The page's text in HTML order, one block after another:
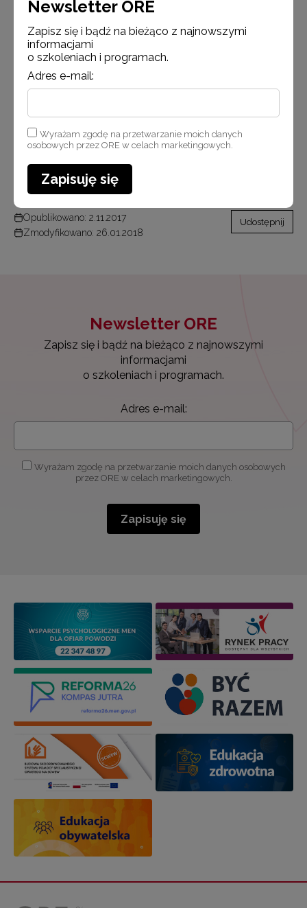
pomocy psychologiczno-pedagogicznej –
prowadzenie Krystyna Mucha KO w Warszawie;
od rozpoznawania do efektywnego wsparcia –
czyli o wielospecjalistycznej ocenie poziomu
funkcjonowania ucznia i indywidualnym programie
edukacyjno-terapeutycznym – prowadzenie Anna
w Warszawie.
W pierwszym kwartale 2018 r. planowane jest kolejne
spotkanie z wizytatorami ds. SPE.
Opublikowano: 2.11.2017
Zmodyfikowano: 26.01.2018
Udostępnij
Newsletter ORE
Zapisz się i bądź na bieżąco z najnowszymi
informacjami
o szkoleniach i programach.
Adres e-mail:
Wyrażam zgodę na przetwarzanie moich danych osobowych
przez ORE w celach marketingowych.
Zapisuję się
Newsletter ORE
Zapisz się i bądź na bieżąco z najnowszymi
informacjami
o szkoleniach i programach.
Adres e-mail:
Wyrażam zgodę na przetwarzanie moich danych
osobowych przez ORE w celach marketingowych.
Zapisuję się